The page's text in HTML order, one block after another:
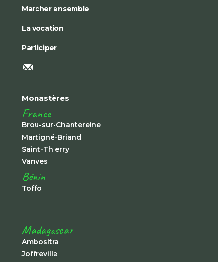
Marcher ensemble
La vocation
Participer
Monastères
France
Brou-sur-Chantereine
Martigné-Briand
Saint-Thierry
Vanves
Bénin
Toffo
Madagascar
Ambositra
Joffreville